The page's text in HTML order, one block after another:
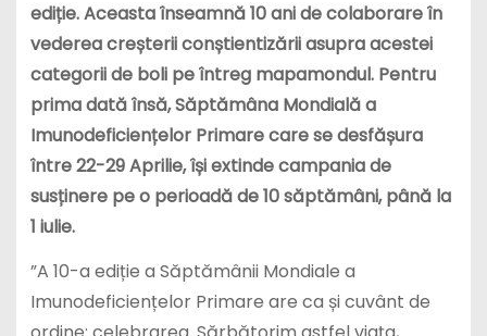
ediție. Aceasta înseamnă 10 ani de colaborare în
vederea creșterii conștientizării asupra acestei
categorii de boli pe întreg mapamondul. Pentru
prima dată însă, Săptămâna Mondială a
Imunodeficiențelor Primare care se desfășura
între 22-29 Aprilie, își extinde campania de
susținere pe o perioadă de 10 săptămâni, până la
1 iulie.
”A 10-a ediție a Săptămânii Mondiale a
Imunodeficiențelor Primare are ca și cuvânt de